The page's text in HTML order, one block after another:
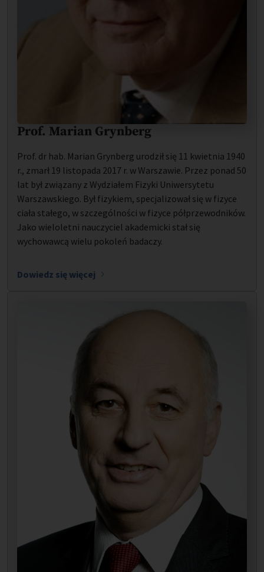
Prof. Marian Grynberg
Prof. dr hab. Marian Grynberg urodził się 11 kwietnia 1940
r., zmarł 19 listopada 2017 r. w Warszawie. Przez ponad 50
lat był związany z Wydziałem Fizyki Uniwersytetu
Warszawskiego. Był fizykiem, specjalizował się w fizyce
ciała stałego, w szczególności w fizyce półprzewodników.
Jako wieloletni nauczyciel akademicki stał się
wychowawcą wielu pokoleń badaczy.
Dowiedz się więcej